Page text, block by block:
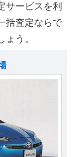
サービスを利
括査定ならで
う。